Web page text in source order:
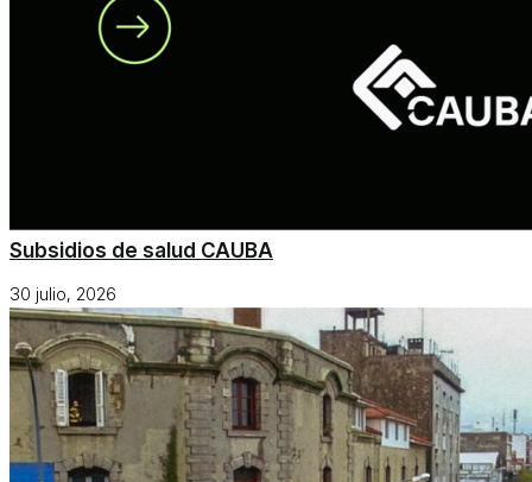
Subsidios de salud CAUBA
30 julio, 2026